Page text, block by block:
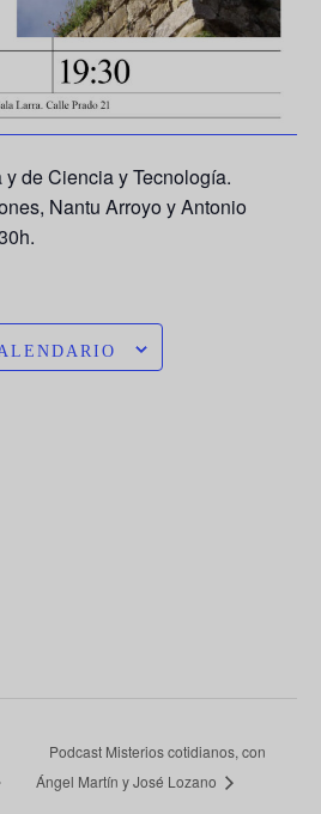
de Ciencia y Tecnología.
Nantu Arroyo yAntonio
Podcast Misterios cotidianos, con
Ángel Martín y José Lozano